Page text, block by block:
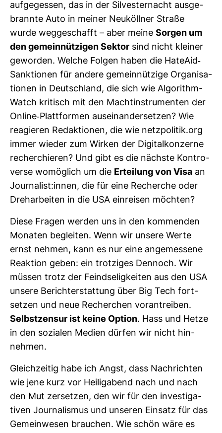
auf­ge­gessen, das in der Sil­ves­ter­nacht aus­ge­
brannte Auto in meiner Neu­köllner Straße
wurde weg­ge­schafft – aber meine Sorgen um
den gemein­nüt­zigen Sektor sind nicht kleiner
geworden. Welche Folgen haben die HateAid-​
Sank­tionen für andere gemein­nüt­zige Orga­ni­sa­
tionen in Deutsch­land, die sich wie Algo­rithm­
Watch kri­tisch mit den Macht­in­stru­menten der
Online-​Platt­formen aus­ein­an­der­setzen? Wie
reagieren Redak­tionen, die wie netz­po­litik.org
immer wieder zum Wirken der Digi­tal­kon­zerne
recher­chieren? Und gibt es die nächste Kon­tro­
verse womög­lich um die Ertei­lung von Visa an
Jour­na­list:innen, die für eine Recherche oder
Dreh­ar­beiten in die USA ein­reisen möchten?
Diese Fragen werden uns in den kom­menden
Monaten begleiten. Wenn wir unsere Werte
ernst nehmen, kann es nur eine ange­mes­sene
Reak­tion geben: ein trot­ziges Den­noch. Wir
müssen trotz der Feind­se­lig­keiten aus den USA
unsere Bericht­erstat­tung über Big Tech fort­
setzen und neue Recher­chen vor­an­treiben.
Selbst­zensur ist keine Option. Hass und Hetze
in den sozialen Medien dürfen wir nicht hin­
nehmen.
Gleich­zeitig habe ich Angst, dass Nach­richten
wie jene kurz vor Hei­lig­abend nach und nach
den Mut zer­setzen, den wir für den inves­ti­ga­
tiven Jour­na­lismus und unseren Ein­satz für das
Gemein­wesen brau­chen. Wie schön wäre es